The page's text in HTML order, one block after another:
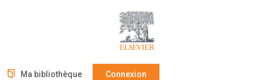
Ma bibliothèque Connexion